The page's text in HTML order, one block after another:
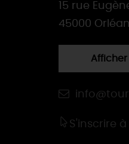
15 rue
45000
S'inscrire